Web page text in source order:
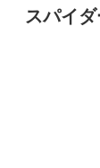
稿
日:
スパイ